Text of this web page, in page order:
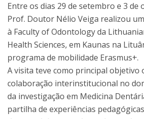
Entre os dias 29 de setembro e 3 de
Prof. Doutor Nélio Veiga realizou
à Faculty of Odontology da
Health Sciences, em Kaunas na
programa de mobilidade Erasmus+.
A visita teve como principal objetivo
colaboração interinstitucional no
da investigação em Medicina
partilha de experiências